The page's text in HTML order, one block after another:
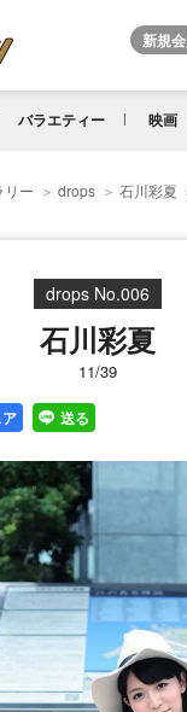
バラエティー 映画
リー drops 石川彩夏
drops No.006
石川彩夏
11/39
送る